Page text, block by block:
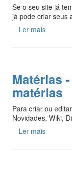
Se o seu site já
já pode criar seus
Ler mais
Matérias
matérias
Para criar ou
Novidades, Wiki,
Ler mais